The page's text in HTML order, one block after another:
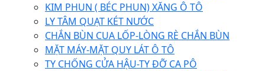
KIM PHUN ( BÉC PHUN) XĂNG Ô TÔ
LY TÂM QUẠT KÉT NƯỚC
CHẮN BÙN CUA LỐP-LÒNG RÈ CHẮN BÙN
MẶT MÁY-MẶT QUY LÁT Ô TÔ
TY CHỐNG CỬA HẬU-TY ĐỠ CA PÔ